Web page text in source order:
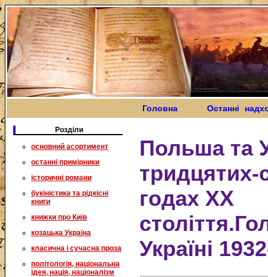
Головна Останні
Розділи
основний асортимент
останні примірники
історичні романи
букіністика та рідкісні
книги
книжки про Київ
козацька Україна
класична і сучасна проза
політологія, національна
ідея, нація, націоналізм
Польша та
тридцятих-
годах ХХ
Україні